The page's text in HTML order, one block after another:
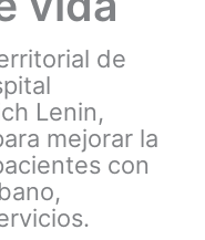
de
Lenin,
mejorar la
con